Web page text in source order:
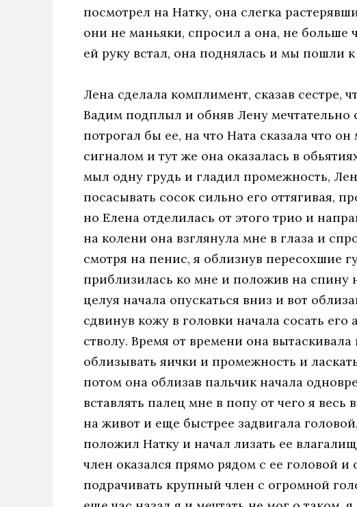
посмотрел на Натку, она слегка
они не маньяки, спросил а она, не больше
ей руку встал, она поднялась и мы пошли к
Лена сделала комплимент, сказав сестре,
Вадим подплыл и обняв Лену мечтательно
потрогал бы ее, на что Ната сказала что
сигналом и тут же она оказалась в
мыл одну грудь и гладил промежность,
посасывать сосок сильно его оттягивая,
но Елена отделилась от этого трио и
на колени она взглянула мне в глаза и
смотря на пенис, я облизнув пересохшие
приблизилась ко мне и положив на спину
целуя начала опускаться вниз и вот
сдвинув кожу в головки начала сосать
стволу. Время от времени она
облизывать яички и промежность и
потом она облизав пальчик начала
вставлять палец мне в попу от чего я
на живот и еще быстрее задвигала
положил Натку и начал лизать ее
член оказался прямо рядом с ее головой и
подрачивать крупный член с огромной